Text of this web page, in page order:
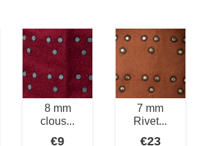
8 mm
clous...
€9
7 mm
Rivet...
€23